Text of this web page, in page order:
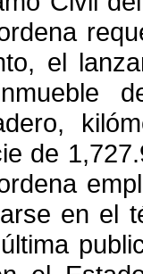
el
de
en el